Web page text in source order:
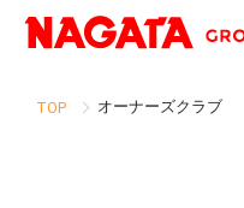
TOP オーナーズクラブ